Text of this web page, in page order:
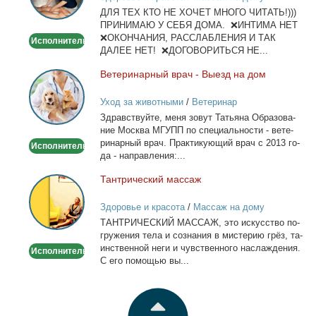
тела
Исполнитель
ДЛЯ ТЕХ КТО НЕ ХОЧЕТ МНОГО ЧИТАТЬ!)))
ПРИНИМАЮ У СЕБЯ ДОМА. ❌ИНТИМА НЕТ
❌ОКОНЧАНИЯ, РАССЛАБЛЕНИЯ И ТАК
ДАЛЕЕ НЕТ! ❌ДОГОВОРИТЬСЯ НЕ...
Ветеринарный
врач
-
Выезд
дом
Исполнитель
Ве­те­ри­нар­ный врач - Вы­езд на дом
Уход за животными/ Ветеринар
Здрав­ствуй­те, ме­ня зо­вут Та­тья­на Об­ра­зо­ва­
ние Москва МГУПП по спе­ци­аль­но­сти - ве­те­
ри­нар­ный врач. Прак­ти­ку­ю­щий врач с 2013 го­
да - на­прав­ле­ния:...
Тантрический
массаж
Исполнитель
Тан­три­че­ский мас­саж
Здоровье и красота/ Массаж на дому
ТАНТРИЧЕСКИЙ МАССАЖ, это ис­кус­ство по­
гру­же­ния те­ла и со­зна­ния в ми­сте­рию грёз, та­
ин­ствен­ной неги и чув­ствен­но­го на­сла­жде­ния.
С его по­мо­щью вы...